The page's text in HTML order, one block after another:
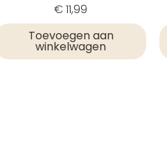
€11,99
Toevoegen aan
winkelwagen